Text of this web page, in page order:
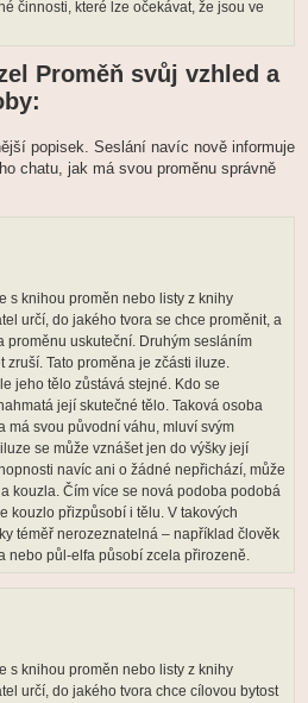
činnosti, které lze očekávat, že jsou ve
Proměň svůj vzhled a
popisek. Seslání navíc nově informuje
chatu, jak má svou proměnu správně
s knihou proměn nebo listy z knihy
určí, do jakého tvora se chce proměnit, a
proměnu uskuteční. Druhým sesláním
Tato proměna je zčásti iluze.
jeho tělo zůstává stejné. Kdo se
její skutečné tělo. Taková osoba
má svou původní váhu, mluví svým
se může vznášet jen do výšky její
navíc ani o žádné nepřichází, může
kouzla. Čím více se nová podoba podobá
kouzlo přizpůsobí i tělu. V takových
téměř nerozeznatelná – například člověk
nebo půl-elfa působí zcela přirozeně.
s knihou proměn nebo listy z knihy
určí, do jakého tvora chce cílovou bytost